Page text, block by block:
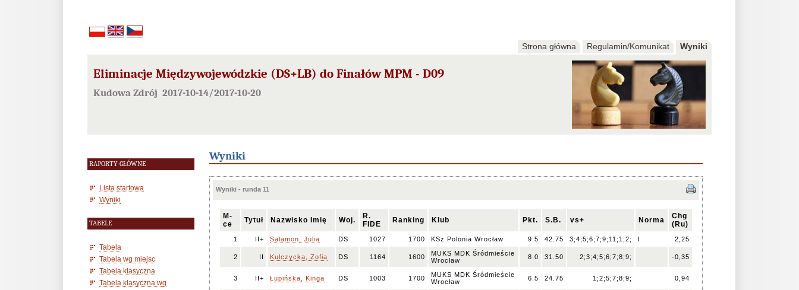
Strona główna Regulamin/Komunikat Wyniki
Eliminacje Międzywojewódzkie (DS+LB) do Finałów MPM - D09
Kudowa Zdrój 2017-10-14/2017-10-20
RAPORTY GŁÓWNE
Lista startowa
Wyniki
TABELE
Tabela
Tabela wg miejsc
Tabela klasyczna
Tabela klasyczna wg
Wyniki
Wyniki - runda 11
M-
ce
Tytuł Nazwisko Imię Woj.
R.
FIDE
Ranking Klub Pkt. S.B. vs+ Norma
Chg
(Ru)
1 II+ Salamon, Julia DS 1027 1700 KSz Polonia Wrocław 9.5 42.75 3;4;5;6;7;9;11;1;2; I 2,25
2 II Kulczycka, Zofia DS 1164 1600
MUKS MDK Śródmieście
Wrocław
8.0 31.50 2;3;4;5;6;7;8;9; -0,35
3 II+ Łupińska, Kinga DS 1003 1700
MUKS MDK Śródmieście
Wrocław
6.5 24.75 1;2;5;7;8;9; 0,94